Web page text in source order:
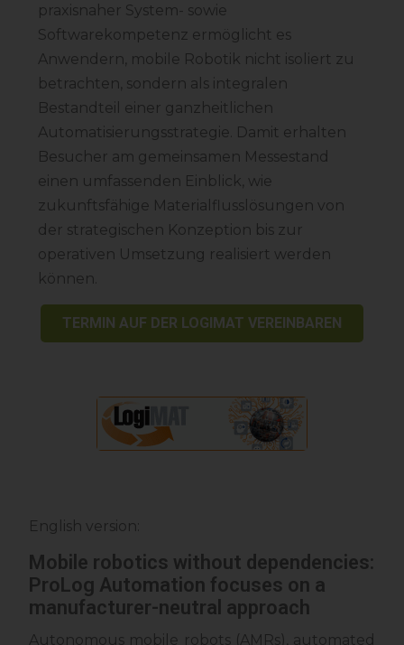
praxisnaher System- sowie
Softwarekompetenz ermöglicht es
Anwendern, mobile Robotik nicht isoliert zu
betrachten, sondern als integralen
Bestandteil einer ganzheitlichen
Automatisierungsstrategie. Damit erhalten
Besucher am gemeinsamen Messestand
einen umfassenden Einblick, wie
zukunftsfähige Materialflusslösungen von
der strategischen Konzeption bis zur
operativen Umsetzung realisiert werden
können.
TERMIN AUF DER LOGIMAT VEREINBAREN
English version:
Mobile robotics without dependencies:
ProLog Automation focuses on a
manufacturer-neutral approach
Autonomous mobile robots (AMRs), automated